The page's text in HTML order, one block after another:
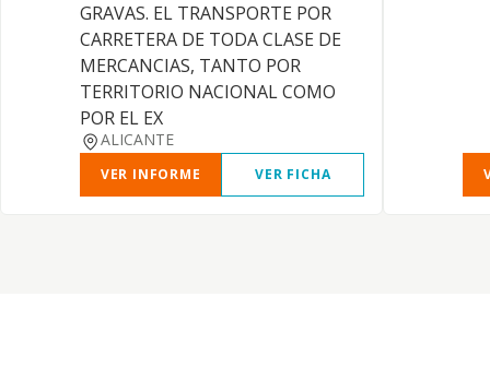
GRAVAS. EL TRANSPORTE POR
CARRETERA DE TODA CLASE DE
MERCANCIAS, TANTO POR
TERRITORIO NACIONAL COMO
POR EL EX
ALICANTE
VER INFORME VER FICHA